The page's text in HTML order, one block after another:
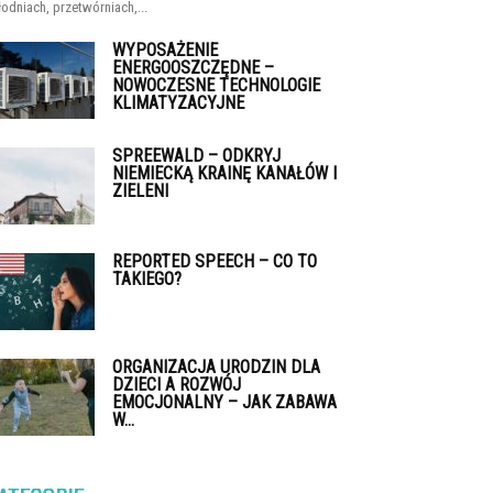
przetwórniach,...
WYPOSAŻENIE
ENERGOOSZCZĘDNE –
NOWOCZESNE TECHNOLOGIE
KLIMATYZACYJNE
SPREEWALD – ODKRYJ
NIEMIECKĄ KRAINĘ KANAŁÓW I
ZIELENI
REPORTED SPEECH – CO TO
TAKIEGO?
ORGANIZACJA URODZIN DLA
DZIECI A ROZWÓJ
EMOCJONALNY – JAK ZABAWA
W...